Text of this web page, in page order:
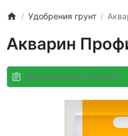
Удобрения грунт
Акварин
Информация о товаре